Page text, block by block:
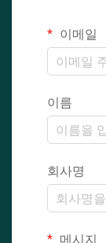
이메일
이름
회사명
메시지